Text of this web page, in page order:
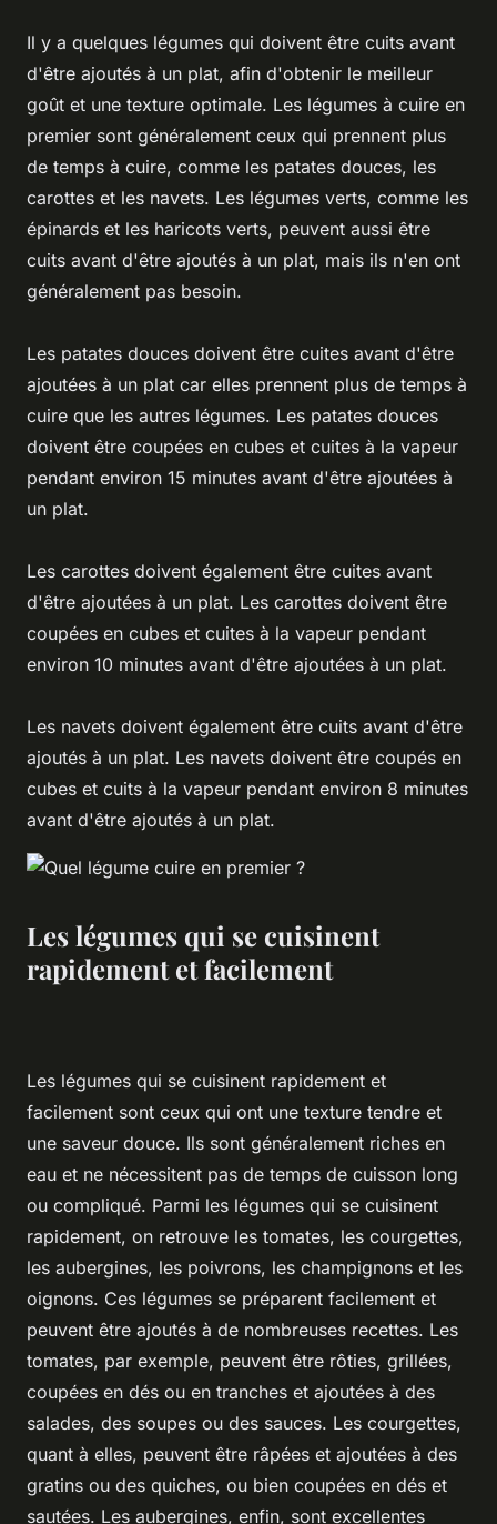
Il y a quelques légumes qui doivent être cuits avant
d'être ajoutés à un plat, afin d'obtenir le meilleur
goût et une texture optimale. Les légumes à cuire en
premier sont généralement ceux qui prennent plus
de temps à cuire, comme les patates douces, les
carottes et les navets. Les légumes verts, comme les
épinards et les haricots verts, peuvent aussi être
cuits avant d'être ajoutés à un plat, mais ils n'en ont
généralement pas besoin.
Les patates douces doivent être cuites avant d'être
ajoutées à un plat car elles prennent plus de temps à
cuire que les autres légumes. Les patates douces
doivent être coupées en cubes et cuites à la vapeur
pendant environ 15 minutes avant d'être ajoutées à
un plat.
Les carottes doivent également être cuites avant
d'être ajoutées à un plat. Les carottes doivent être
coupées en cubes et cuites à la vapeur pendant
environ 10 minutes avant d'être ajoutées à un plat.
Les navets doivent également être cuits avant d'être
ajoutés à un plat. Les navets doivent être coupés en
cubes et cuits à la vapeur pendant environ 8 minutes
avant d'être ajoutés à un plat.
Les légumes qui se cuisinent
rapidement et facilement
Les légumes qui se cuisinent rapidement et
facilement sont ceux qui ont une texture tendre et
une saveur douce. Ils sont généralement riches en
eau et ne nécessitent pas de temps de cuisson long
ou compliqué. Parmi les légumes qui se cuisinent
rapidement, on retrouve les tomates, les courgettes,
les aubergines, les poivrons, les champignons et les
oignons. Ces légumes se préparent facilement et
peuvent être ajoutés à de nombreuses recettes. Les
tomates, par exemple, peuvent être rôties, grillées,
coupées en dés ou en tranches et ajoutées à des
salades, des soupes ou des sauces. Les courgettes,
quant à elles, peuvent être râpées et ajoutées à des
gratins ou des quiches, ou bien coupées en dés et
sautées. Les aubergines, enfin, sont excellentes